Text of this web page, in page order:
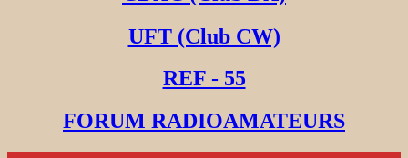
UFT (Club CW)
REF - 55
FORUM RADIOAMATEURS